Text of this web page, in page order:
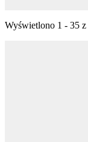
Wyświetlono 1 - 35 z